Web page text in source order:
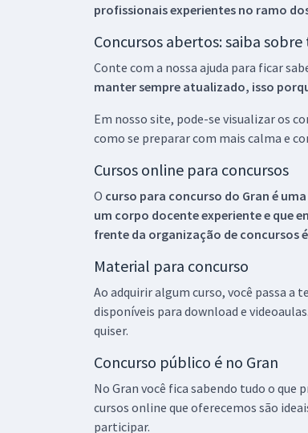
profissionais experientes no ramo
Concursos abertos: saiba
Conte com a nossa ajuda para ficar
manter sempre atualizado, isso
Em nosso site, pode-se visualizar os
como se preparar com mais calma e
Cursos online para concursos
O curso para concurso do Gran é
um corpo docente experiente e que
frente da organização de concursos
Material para concurso
Ao adquirir algum curso, você passa a
disponíveis para download e
quiser.
Concurso público é no Gran
No Gran você fica sabendo tudo o que
cursos online que oferecemos são
participar.